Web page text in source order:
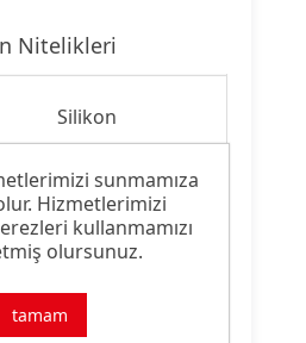
Nitelikleri
Silikon
Uygulamalarında
Erken Su Direnci ve
Damlacık Efekti
sunmamıza
Hizmetlerimizi
kullanmamızı
olursunuz.
tamam